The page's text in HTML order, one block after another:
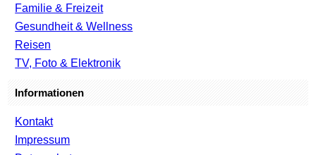
Familie & Freizeit
Gesundheit & Wellness
Reisen
TV, Foto & Elektronik
Informationen
Kontakt
Impressum